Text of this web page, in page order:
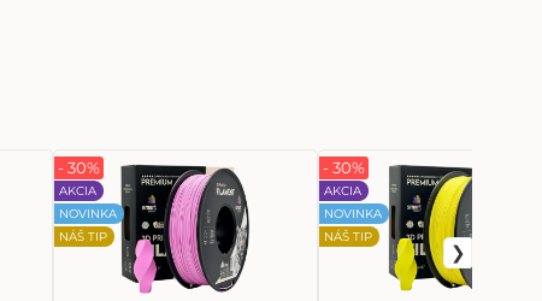
AKCIA
NOVINKA
NÁŠ TIP
- 30%
AKCIA
NOVINKA
NÁŠ TIP
- 30%